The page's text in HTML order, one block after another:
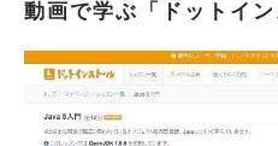
動画で学ぶ「ドットイン